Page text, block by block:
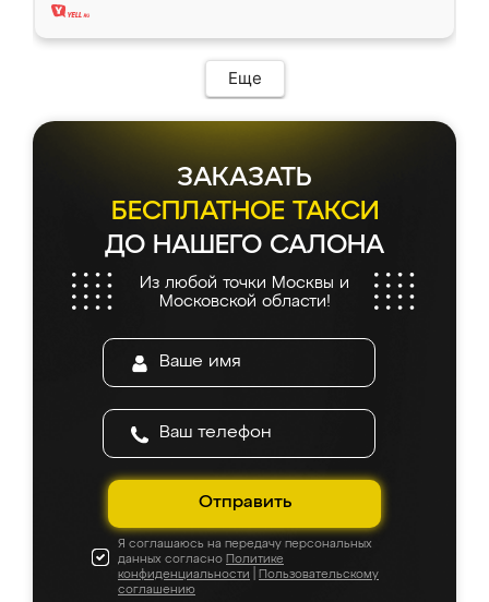
Еще
ЗАКАЗАТЬ
БЕСПЛАТНОЕ ТАКСИ
ДО НАШЕГО САЛОНА
Из любой точки Москвы и
Московской области!
Отправить
Я соглашаюсь на передачу персональных
данных согласно Политике
конфиденциальности
Пользовательскому
соглашению